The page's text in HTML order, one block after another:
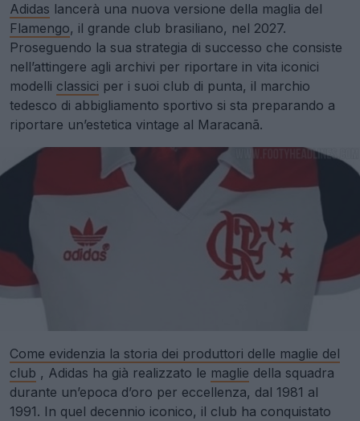
Adidas lancerà una nuova versione della maglia del
Flamengo, il grande club brasiliano, nel 2027.
Proseguendo la sua strategia di successo che consiste
nell’attingere agli archivi per riportare in vita iconici
modelli classici per i suoi club di punta, il marchio
tedesco di abbigliamento sportivo si sta preparando a
riportare un’estetica vintage al Maracanã.
Come evidenzia la storia dei produttori delle maglie del
club , Adidas ha già realizzato le maglie della squadra
durante un’epoca d’oro per eccellenza, dal 1981 al
1991. In quel decennio iconico, il club ha conquistato